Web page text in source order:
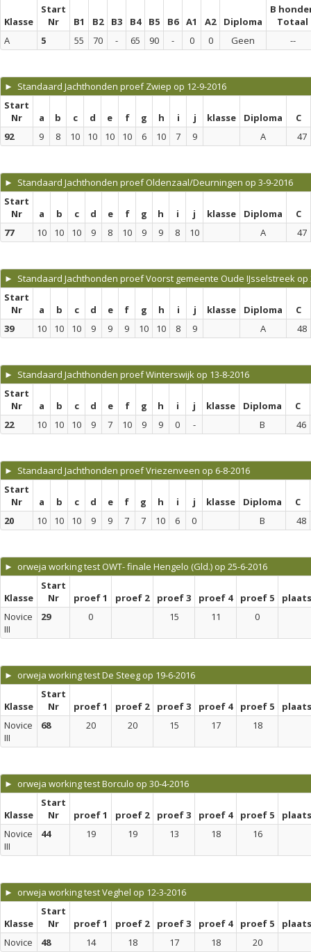
Klasse
Start
Nr
B1 B2 B3 B4 B5 B6 A1 A2 Diploma
B
Totaal
A
5 55 70 - 65 90 - 0 0 Geen --
► Standaard Jachthonden proef Zwiep op 12-9-2016
Start
Nr
a b c d e f g h i j klasse Diploma
C
92
9 8 10 10 10 10 6 10 7 9 A 47
► Standaard Jachthonden proef Oldenzaal/Deurningen op 3-9-2016
Start
Nr
a b c d e f g h i j klasse Diploma
C
77
10 10 10 9 8 10 9 9 8 10 A 47
► Standaard Jachthonden proef Voorst gemeente Oude IJsselstreek op
Start
Nr
a b c d e f g h i j klasse Diploma
C
39
10 10 10 9 9 9 10 10 8 9 A 48
► Standaard Jachthonden proef Winterswijk op 13-8-2016
Start
Nr
a b c d e f g h i j klasse Diploma
C
22
10 10 10 9 7 10 9 9 0 - B 46
► Standaard Jachthonden proef Vriezenveen op 6-8-2016
Start
Nr
a b c d e f g h i j klasse Diploma
C
20
10 10 10 9 9 7 7 10 6 0 B 48
► orweja working test OWT- finale Hengelo (Gld.) op 25-6-2016
Klasse
Start
Nr
proef 1 proef 2 proef 3 proef 4 proef 5
Novice
III
29 0 15 11 0
► orweja working test De Steeg op 19-6-2016
Klasse
Start
Nr
proef 1 proef 2 proef 3 proef 4 proef 5
Novice
III
68 20 20 15 17 18
► orweja working test Borculo op 30-4-2016
Klasse
Start
Nr
proef 1 proef 2 proef 3 proef 4 proef 5
Novice
III
44 19 19 13 18 16
► orweja working test Veghel op 12-3-2016
Klasse
Start
Nr
proef 1 proef 2 proef 3 proef 4 proef 5
Novice
48 14 18 17 18 20